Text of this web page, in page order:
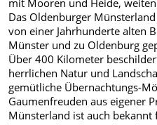
Das Oldenburger
von einer Jahrhunderte alten
Münster und zu Oldenburg
Über 400 Kilometer
herrlichen Natur und
gemütliche Übernachtungs-
Gaumenfreuden aus eigener
Münsterland ist auch